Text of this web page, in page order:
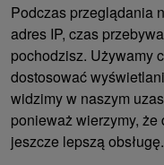
Podczas przeglądania
adres IP, czas
pochodzisz. Używamy
dostosować
widzimy w naszym
ponieważ wierzymy,
jeszcze lepszą obsługę.